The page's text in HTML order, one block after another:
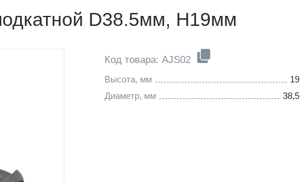
D38.5мм, H19мм
Код товара: AJS02
Высота, мм
19
Диаметр, мм
38,5